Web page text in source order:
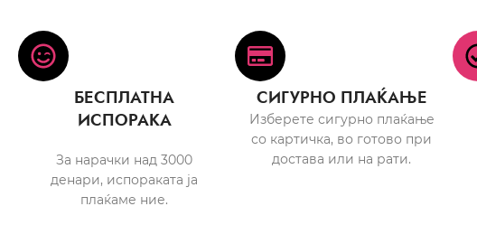
БЕСПЛАТНА
ИСПОРАКА
За нарачки над 3000
денари, испораката ја
плаќаме ние.
СИГУРНО ПЛАЌАЊЕ
Изберете сигурно плаќање
со картичка, во готово при
достава или на рати.